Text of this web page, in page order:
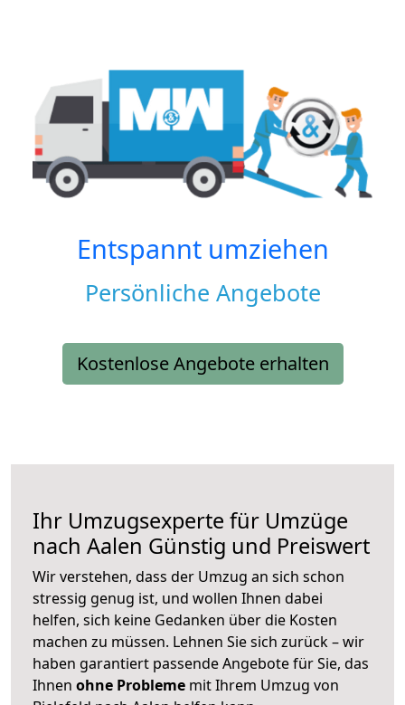
Entspannt umziehen
Persönliche Angebote
Kostenlose Angebote erhalten
Ihr Umzugsexperte für Umzüge
nach Aalen Günstig und Preiswert
Wir verstehen, dass der Umzug an sich schon
stressig genug ist, und wollen Ihnen dabei
helfen, sich keine Gedanken über die Kosten
machen zu müssen. Lehnen Sie sich zurück – wir
haben garantiert passende Angebote für Sie, das
Ihnen ohne Probleme mit Ihrem Umzug von